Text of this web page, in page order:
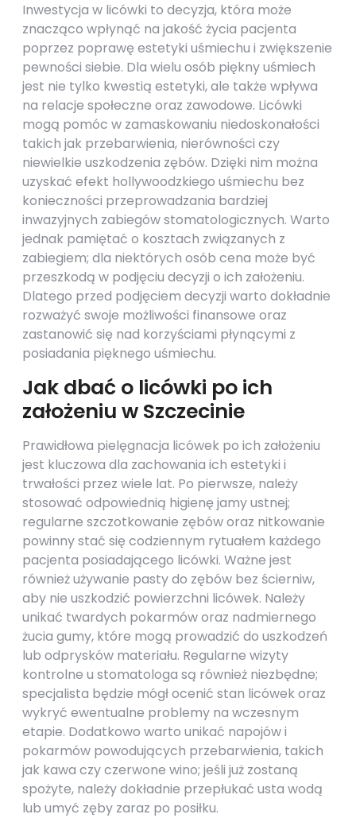
Inwestycja w licówki to decyzja, która może
znacząco wpłynąć na jakość życia pacjenta
poprzez poprawę estetyki uśmiechu i zwiększenie
pewności siebie. Dla wielu osób piękny uśmiech
jest nie tylko kwestią estetyki, ale także wpływa
na relacje społeczne oraz zawodowe. Licówki
mogą pomóc w zamaskowaniu niedoskonałości
takich jak przebarwienia, nierówności czy
niewielkie uszkodzenia zębów. Dzięki nim można
uzyskać efekt hollywoodzkiego uśmiechu bez
konieczności przeprowadzania bardziej
inwazyjnych zabiegów stomatologicznych. Warto
jednak pamiętać o kosztach związanych z
zabiegiem; dla niektórych osób cena może być
przeszkodą w podjęciu decyzji o ich założeniu.
Dlatego przed podjęciem decyzji warto dokładnie
rozważyć swoje możliwości finansowe oraz
zastanowić się nad korzyściami płynącymi z
posiadania pięknego uśmiechu.
Jak dbać o licówki po ich
założeniu w Szczecinie
Prawidłowa pielęgnacja licówek po ich założeniu
jest kluczowa dla zachowania ich estetyki i
trwałości przez wiele lat. Po pierwsze, należy
stosować odpowiednią higienę jamy ustnej;
regularne szczotkowanie zębów oraz nitkowanie
powinny stać się codziennym rytuałem każdego
pacjenta posiadającego licówki. Ważne jest
również używanie pasty do zębów bez ścierniw,
aby nie uszkodzić powierzchni licówek. Należy
unikać twardych pokarmów oraz nadmiernego
żucia gumy, które mogą prowadzić do uszkodzeń
lub odprysków materiału. Regularne wizyty
kontrolne u stomatologa są również niezbędne;
specjalista będzie mógł ocenić stan licówek oraz
wykryć ewentualne problemy na wczesnym
etapie. Dodatkowo warto unikać napojów i
pokarmów powodujących przebarwienia, takich
jak kawa czy czerwone wino; jeśli już zostaną
spożyte, należy dokładnie przepłukać usta wodą
lub umyć zęby zaraz po posiłku.